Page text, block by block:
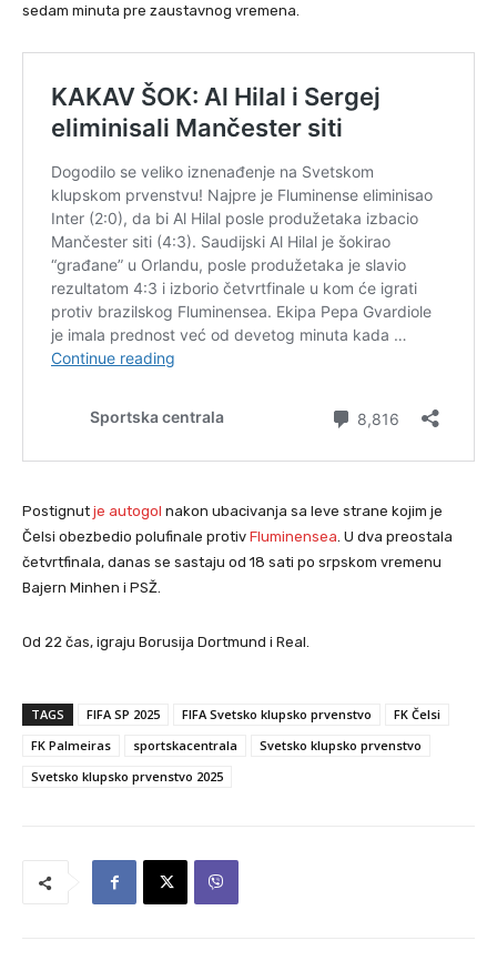
sedam minuta pre zaustavnog vremena.
Postignut je autogol nakon ubacivanja sa leve strane kojim je
Čelsi obezbedio polufinale protiv Fluminensea . U dva preostala
četvrtfinala, danas se sastaju od 18 sati po srpskom vremenu
Bajern Minhen i PSŽ.
Od 22 čas, igraju Borusija Dortmund i Real.
TAGS FIFA SP 2025 FIFA Svetsko klupsko prvenstvo
FK Čelsi
FK Palmeiras
sportskacentrala
Svetsko klupsko prvenstvo
Svetsko klupsko prvenstvo 2025